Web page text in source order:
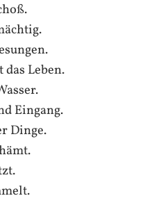
Leben.
Eingang.
Dinge.